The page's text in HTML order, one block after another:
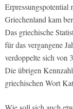
Erpressungspotential
Griechenland kam
Das griechische
für das vergangene
verdoppelte sich von
Die übrigen
griechischen Wort